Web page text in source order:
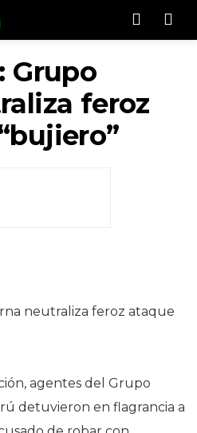
Grupo
feroz
neutraliza feroz ataque
agentes del Grupo
detuvieron en flagrancia a